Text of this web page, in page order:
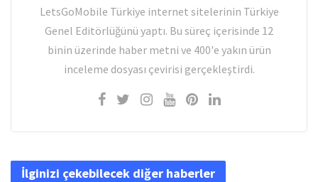
LetsGoMobile Türkiye internet sitelerinin Türkiye
Genel Editörlüğünü yaptı. Bu süreç içerisinde 12
binin üzerinde haber metni ve 400'e yakın ürün
inceleme dosyası çevirisi gerçekleştirdi.
İlginizi çekebilecek diğer haberler